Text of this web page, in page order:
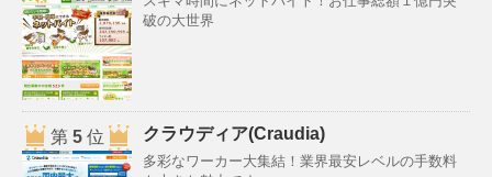
破の大世界
第 5位 クラウディア(Craudia)
多彩なワーカー大集結！業界最安レベルの手数料